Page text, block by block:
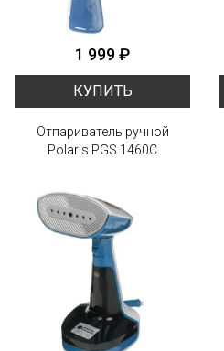
1 999 ₽
КУПИТЬ
Отпариватель ручной
Polaris PGS 1460C